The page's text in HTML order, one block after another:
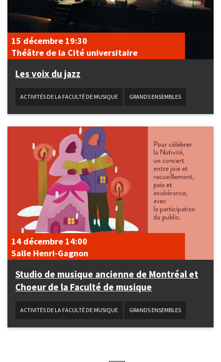
Les voix du jazz
15 décembre 19:30
Théâtre de la Cité universitaire
ACTIVITÉS DE LA FACULTÉ DE MUSIQUE GRANDS ENSEMBLES
Studio de musique ancienne de Montréal et
Choeur de la Faculté de musique
14 décembre 14:00
Salle Henri-Gagnon
ACTIVITÉS DE LA FACULTÉ DE MUSIQUE GRANDS ENSEMBLES